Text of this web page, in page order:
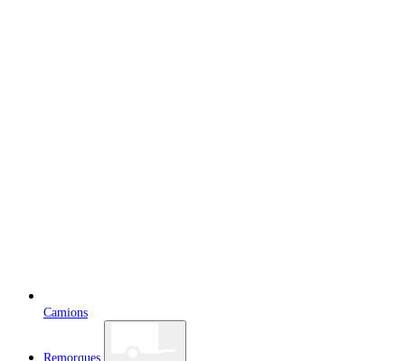
Camions
Remorques